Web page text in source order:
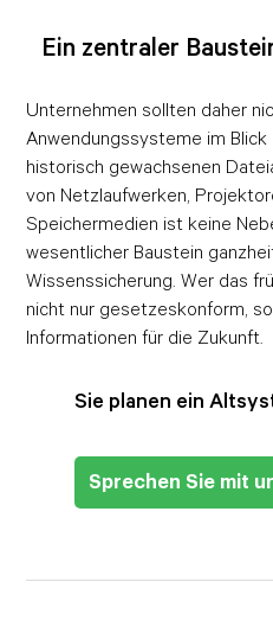
Ein zentraler
Unternehmen sollten daher
Anwendungssysteme im
historisch gewachsenen
von Netzlaufwerken,
Speichermedien ist keine
wesentlicher Baustein
Wissenssicherung. Wer das
nicht nur gesetzeskonform,
Informationen für die Zukunft.
Sie planen ein
Sprechen Sie mit